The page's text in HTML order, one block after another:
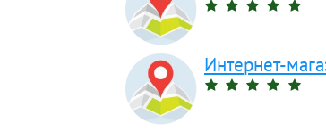
Интернет-